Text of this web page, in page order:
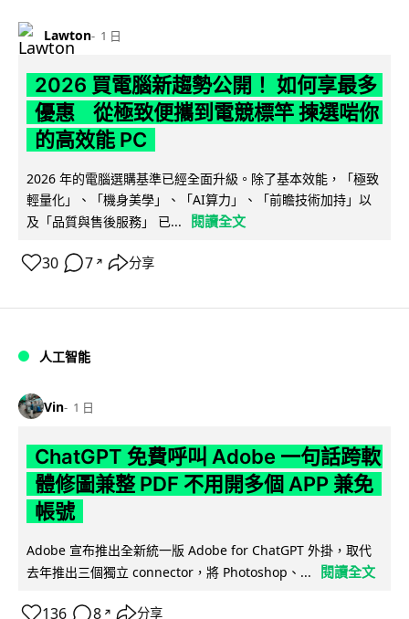
Lawton 1 日
2026 買電腦新趨勢公開！ 如何享最多
優惠 從極致便攜到電競標竿 揀選啱你
的高效能 PC
2026 年的電腦選購基準已經全面升級。除了基本效能，「極致
輕量化」、「機身美學」、「AI算力」、「前瞻技術加持」以
及「品質與售後服務」 已...
閱讀全文
30 7 ↗ 分享
人工智能
Vin 1 日
ChatGPT 免費呼叫 Adobe 一句話跨軟
體修圖兼整 PDF 不用開多個 APP 兼免
帳號
Adobe 宣布推出全新統一版 Adobe for ChatGPT 外掛，取代
去年推出三個獨立 connector，將 Photoshop、...
閱讀全文
136 8 ↗ 分享